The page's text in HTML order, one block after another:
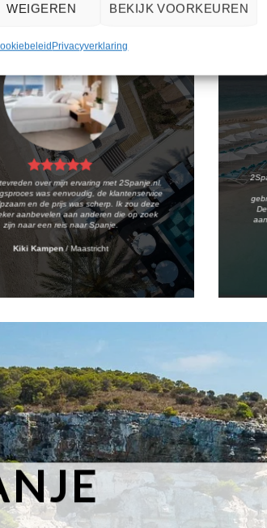
WEIGEREN BEKIJK VOORKEUREN
Privacyverklaring
over mijn ervaring met 2Spanje.nl.
was eenvoudig, de klantenservice
en de prijs was scherp. Ik zou deze
aanbevelen aan anderen die op zoek
zijn naar een reis naar Spanje.
Kiki Kampen /Maastricht